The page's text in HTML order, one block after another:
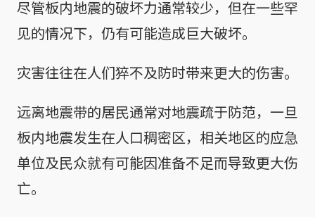
尽管板内地震的破坏力通常较少，但在一些罕
见的情况下，仍有可能造成巨大破坏。
灾害往往在人们猝不及防时带来更大的伤害。
远离地震带的居民通常对地震疏于防范，一旦
板内地震发生在人口稠密区，相关地区的应急
单位及民众就有可能因准备不足而导致更大伤
亡。